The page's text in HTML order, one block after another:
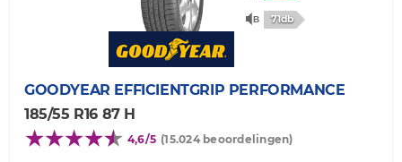
71db
GOODYEAR EFFICIENTGRIP PERFORMANCE
185/55 R16 87 H
4,6/5 (15.024 beoordelingen)